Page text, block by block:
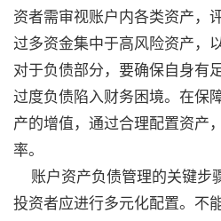
资者需审视账户内各类资产，
过多资金集中于高风险资产，
对于负债部分，要确保自身有
过度负债陷入财务困境。在保
产的增值，通过合理配置资产
率。
账户资产负债管理的关键步
投资者应进行多元化配置。不